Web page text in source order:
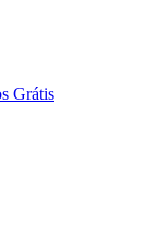
Grátis